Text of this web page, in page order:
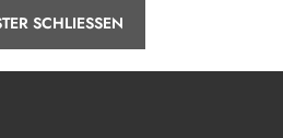
SCHLIESSEN